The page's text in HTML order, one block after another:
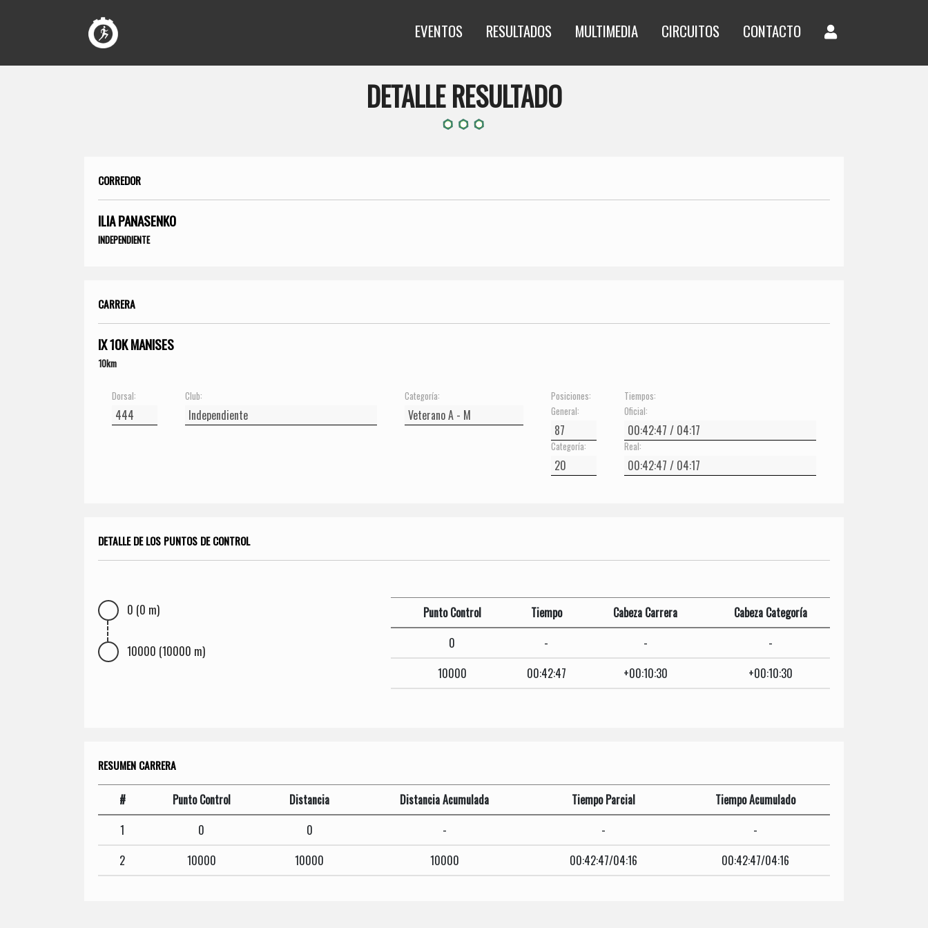
EVENTOS RESULTADOS MULTIMEDIA CIRCUITOS CONTACTO
DETALLE RESULTADO
CORREDOR
ILIA PANASENKO
INDEPENDIENTE
CARRERA
IX 10K MANISES
10km
Dorsal: Club: Categoría:
Posiciones:
General:
Categoría:
Tiempos:
Oficial:
Real:
DETALLE DE LOS PUNTOS DE CONTROL
0 (0 m)
10000 (10000 m)
Punto Control Tiempo Cabeza Carrera
Cabeza Categoría
0
- -
-
10000
00:42:47 +00:10:30 +00:10:30
RESUMEN CARRERA
# Punto Control Distancia Distancia Acumulada Tiempo Parcial
Tiempo Acumulado
1
0 0 - -
-
2
10000 10000 10000 00:42:47/04:16 00:42:47/04:16